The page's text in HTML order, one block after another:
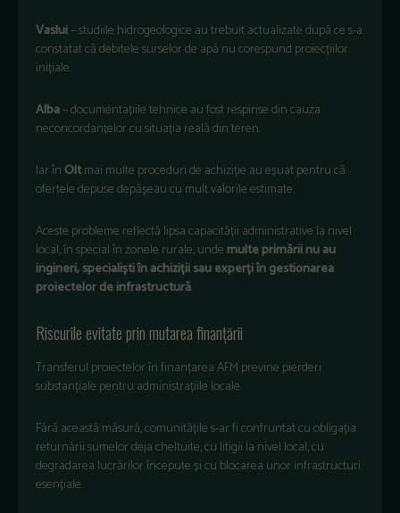
Vaslui– studiile hidrogeologice au trebuit actualizate după ce s-a
constatat că debitele surselor de apă nu corespund proiecțiilor
inițiale.
Alba– documentațiile tehnice au fost respinse din cauza
neconcordanțelor cu situația reală din teren.
Iar în Oltmai multe proceduri de achiziție au eșuat pentru că
ofertele depuse depășeau cu mult valorile estimate.
Aceste probleme reflectă lipsa capacității administrative la nivel
local, în special în zonele rurale, unde multe primării nu au
ingineri, specialiști în achiziții sau experți în gestionarea
proiectelor de infrastructură.
Riscurile evitate prin mutarea finanțării
Transferul proiectelor în finanțarea AFM previne pierderi
substanțiale pentru administrațiile locale.
Fără această măsură, comunitățile s-ar fi confruntat cu obligația
returnării sumelor deja cheltuite, cu litigii la nivel local, cu
degradarea lucrărilor începute și cu blocarea unor infrastructuri
esențiale.